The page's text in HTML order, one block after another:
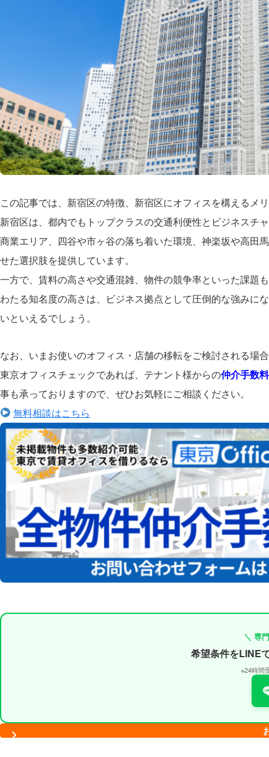
この記事では、新宿区の特徴、新宿区にオフィスを構えるメ
新宿区は、都内でもトップクラスの交通利便性とビジネスチ
商業エリア、四谷や市ヶ谷の落ち着いた環境、神楽坂や高田
せた選択肢を提供しています。
一方で、賃料の高さや交通混雑、物件の競争率といった課題
わたる知名度の高さは、ビジネス拠点として圧倒的な強みに
いといえるでしょう。
なお、いまお使いのオフィス・店舗の移転をご検討される場
東京オフィスチェックであれば、テナント様からの仲介手数
事も承っておりますので、ぜひお気軽にご相談ください。
無料相談はこちら
＼ 専
希望条件をLINE
※24時間